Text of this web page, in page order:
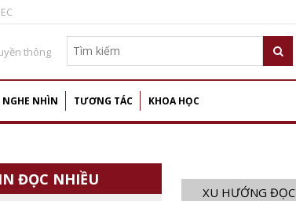
thông
NGHE NHÌN TƯƠNG TÁC KHOA HỌC
ĐỌC NHIỀU
XU HƯỚNG ĐỌC